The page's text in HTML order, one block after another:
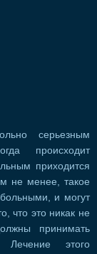
серьезным
происходит
приходится
не менее, такое
и могут
что это никак не
принимать
этого